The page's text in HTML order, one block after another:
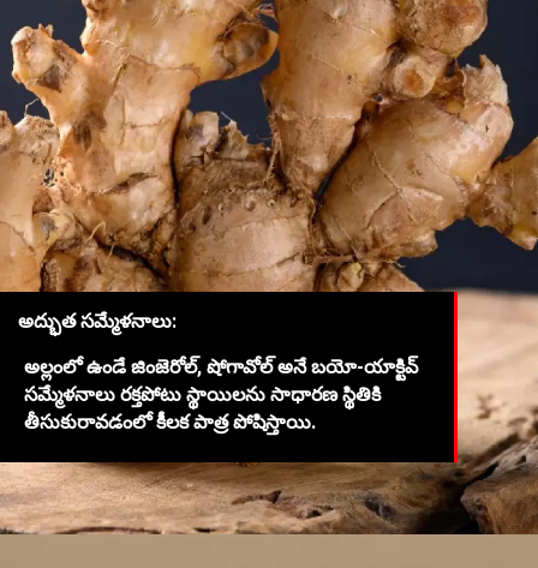
అద్భుత సమ్మేళనాలు:
అల్లంలో ఉండే జింజెరోల్, షోగావోల్ అనే బయో-యాక్టివ్
సమ్మేళనాలు రక్తపోటు స్థాయిలను సాధారణ స్థితికి
తీసుకురావడంలో కీలక పాత్ర పోషిస్తాయి.